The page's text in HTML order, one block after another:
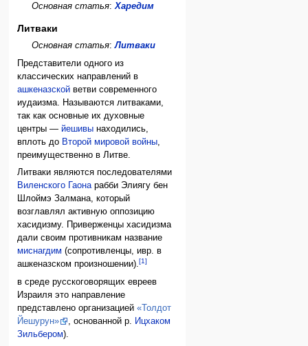
Основная статья: Харедим
Литваки
Основная статья:Литваки
Представители одного из
классических направлений в
ашкеназской ветви современного
иудаизма. Называются литваками,
так как основные их духовные
центры —йешивы находились,
вплоть до Второй мировой войны
преимущественно в Литве.
Литваки являются последователями
Виленского Гаонарабби Элиягу бен
Шлоймэ Залманa, который
возглавлял активную оппозицию
хасидизму. Приверженцы хасидизма
дали своим противникам название
миснагдим (сопротивленцы, ивр. в
ашкеназском произношении).[1]
в среде русскоговорящих евреев
Израиля это направление
представлено организацией«Толдот
Йешурун»
, основанной р.
Ицхаком
Зильбером).